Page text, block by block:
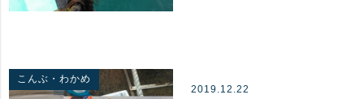
こんぶ・わかめ
2019.12.22